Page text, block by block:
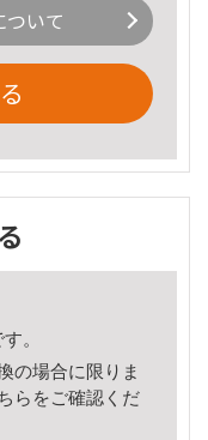
いて
。
の場合に限りま
ら をご確認くだ